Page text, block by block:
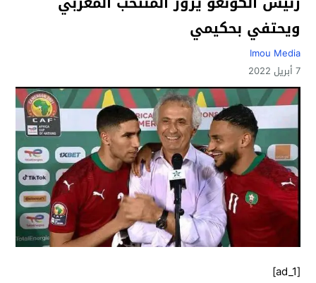
ويحتفي بحكيمي
Imou Media
7 أبريل 2022
[ad_1]